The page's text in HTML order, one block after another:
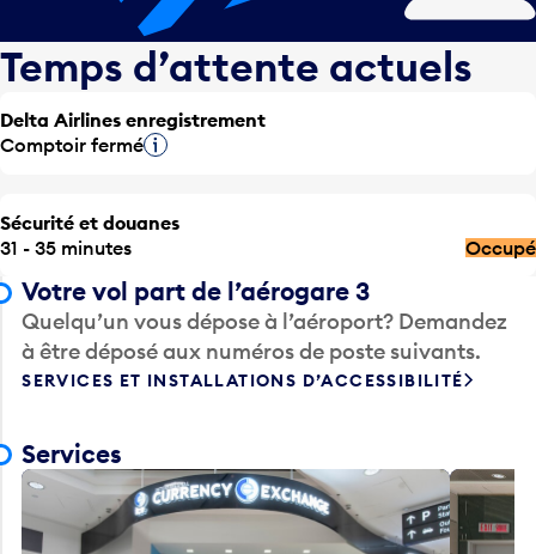
Temps d’attente actuels
Delta Airlines enregistrement
Comptoir ferméInfobulle
Sécurité et douanes
31 - 35 minutes
Occupé
Votre vol part de l’aérogare 3
Quelqu’un vous dépose à l’aéroport? Demandez
à être déposé aux numéros de poste suivants.
SERVICES ET INSTALLATIONS D’ACCESSIBILITÉ
Services